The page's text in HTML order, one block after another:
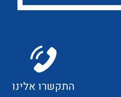
התקשרו אלינו